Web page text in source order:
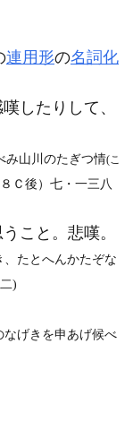
連用形の名詞化
したりして、
み山川のたぎつ情(こ
８Ｃ後）七・一三八
こと。悲嘆。
たとへんかたぞな
)
げきを申あげ候べ